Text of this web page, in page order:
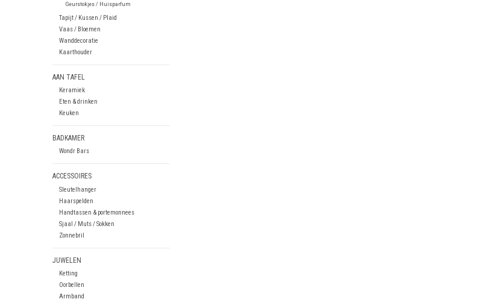
Geurstokjes / Huisparfum
Tapijt / Kussen / Plaid
Vaas / Bloemen
Wanddecoratie
Kaarthouder
AAN TAFEL
Keramiek
Eten & drinken
Keuken
BADKAMER
Wondr Bars
ACCESSOIRES
Sleutelhanger
Haarspelden
Handtassen & portemonnees
Sjaal / Muts / Sokken
Zonnebril
JUWELEN
Ketting
Oorbellen
Armband